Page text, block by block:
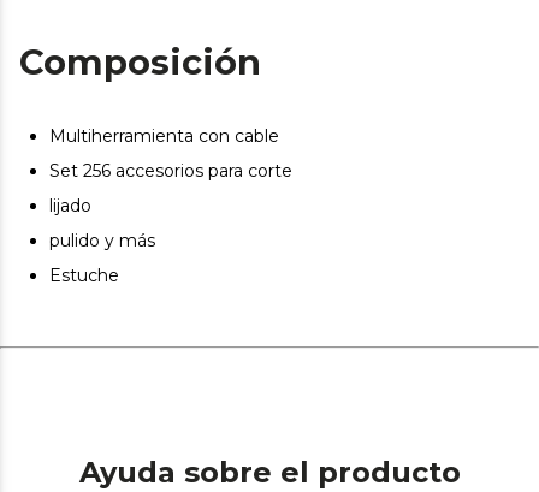
Composición
Multiherramienta con cable
Set 256 accesorios para corte
lijado
pulido y más
Estuche
Ayuda sobre el producto